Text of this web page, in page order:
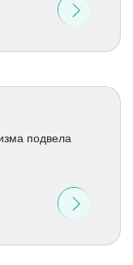
подвела